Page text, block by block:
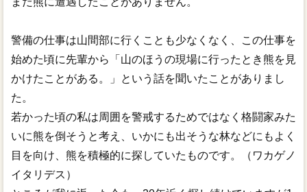
警備の仕事は山間部に行くことも少なくなく、この仕事を
始めた頃に先輩から「山のほうの現場に行ったとき熊を見
かけたことがある。」という話を聞いたことがありまし
た。
若かった頃の私は周囲を警戒するためではなく格闘家みた
いに熊を倒そうと考え、いかにも出そうな林などにもよく
目を向け、熊を積極的に探していたものです。（ワカゲノ
イタリデス）